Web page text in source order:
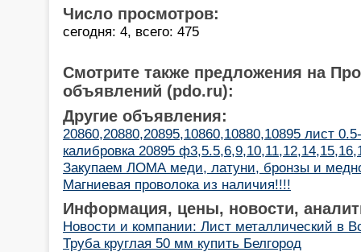
Число просмотров:
сегодня: 4, всего: 475
Смотрите также предложения на
объявлений (pdo.ru):
Другие объявления:
20860,20880,20895,10860,10880,10895 лист
калибровка 20895
Закупаем ЛОМА меди, латуни, бронзы и
Магниевая проволока из наличия!!!!
Информация, цены, новости,
Новости и компании: Лист металлический в
Труба круглая 50 мм купить Белгород